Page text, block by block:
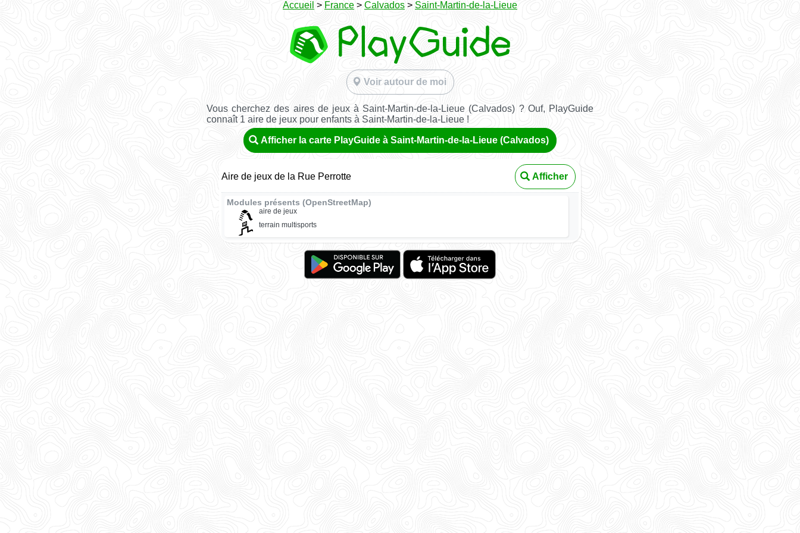
Accueil > France > Calvados > Saint-Martin-de-la-Lieue
Voir autour de moi
Vous cherchez des aires de jeux à Saint-Martin-de-la-Lieue (Calvados) ? Ouf, PlayGuide
connaît 1 aire de jeux pour enfants à Saint-Martin-de-la-Lieue !
Afficher la carte PlayGuide à Saint-Martin-de-la-Lieue (Calvados)
Aire de jeux de la Rue Perrotte Afficher
Modules présents (OpenStreetMap)
aire de jeux
terrain multisports